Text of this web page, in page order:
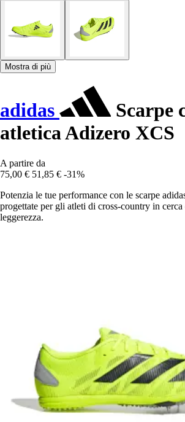
Mostra di più
adidas
Scarpe
atletica Adizero XCS
A partire da
75,00 € 51,85 € -31%
Potenzia le tue performance con le scarpe
progettate per gli atleti di cross-country in
leggerezza.